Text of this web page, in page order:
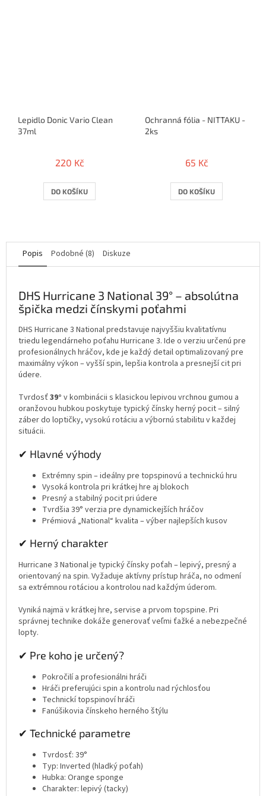
Lepidlo Donic Vario Clean
37ml
220 Kč
DO KOŠÍKU
Ochranná fólia - NITTAKU -
2ks
65 Kč
DO KOŠÍKU
Popis Podobné (8) Diskuze
DHS Hurricane 3 National 39° – absolútna
špička medzi čínskymi poťahmi
DHS Hurricane 3 National predstavuje najvyššiu kvalitatívnu
triedu legendárneho poťahu Hurricane 3. Ide o verziu určenú pre
profesionálnych hráčov, kde je každý detail optimalizovaný pre
maximálny výkon – vyšší spin, lepšia kontrola a presnejší cit pri
údere.
Tvrdosť 39° v kombinácii s klasickou lepivou vrchnou gumou a
oranžovou hubkou poskytuje typický čínsky herný pocit – silný
záber do loptičky, vysokú rotáciu a výbornú stabilitu v každej
situácii.
✔ Hlavné výhody
Extrémny spin – ideálny pre topspinovú a technickú hru
Vysoká kontrola pri krátkej hre aj blokoch
Presný a stabilný pocit pri údere
Tvrdšia 39° verzia pre dynamickejších hráčov
Prémiová „National“ kvalita – výber najlepších kusov
✔ Herný charakter
Hurricane 3 National je typický čínsky poťah – lepivý, presný a
orientovaný na spin. Vyžaduje aktívny prístup hráča, no odmení
sa extrémnou rotáciou a kontrolou nad každým úderom.
Vyniká najmä v krátkej hre, servise a prvom topspine. Pri
správnej technike dokáže generovať veľmi ťažké a nebezpečné
lopty.
✔ Pre koho je určený?
Pokročilí a profesionálni hráči
Hráči preferujúci spin a kontrolu nad rýchlosťou
Technickí topspinoví hráči
Fanúšikovia čínskeho herného štýlu
✔ Technické parametre
Tvrdosť: 39°
Typ: Inverted (hladký poťah)
Hubka: Orange sponge
Charakter: lepivý (tacky)